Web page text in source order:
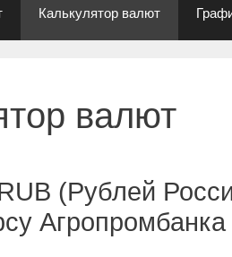
Калькулятор валют
валют
(Рублей
Агропромбанка